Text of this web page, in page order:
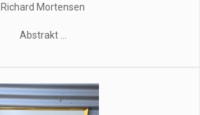
Richard Mortensen
Abstrakt ...